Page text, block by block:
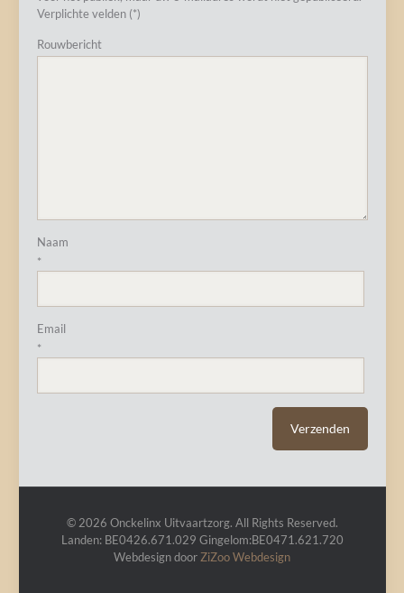
Verplichte velden (*)
Rouwbericht
Naam
*
Email
*
© 2026 Onckelinx Uitvaartzorg. All Rights Reserved.
Landen: BE0426.671.029 Gingelom:BE0471.621.720
Webdesign door ZiZooWebdesign